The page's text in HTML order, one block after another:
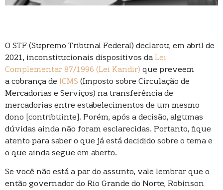
O STF (Supremo Tribunal Federal) declarou, em abril de
2021, inconstitucionais dispositivos da Lei
Complementar 87/1996 (Lei Kandir) que preveem
a cobrança de ICMS (Imposto sobre Circulação de
Mercadorias e Serviços) na transferência de
mercadorias entre estabelecimentos de um mesmo
dono [contribuinte]. Porém, após a decisão, algumas
dúvidas ainda não foram esclarecidas. Portanto, fique
atento para saber o que já está decidido sobre o tema e
o que ainda segue em aberto.
Se você não está a par do assunto, vale lembrar que o
então governador do Rio Grande do Norte, Robinson